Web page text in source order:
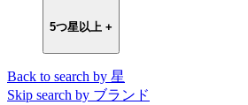
5つ星以上 +
Back to search by 星
Skip search by ブランド